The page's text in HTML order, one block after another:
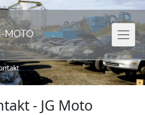
- JG Moto